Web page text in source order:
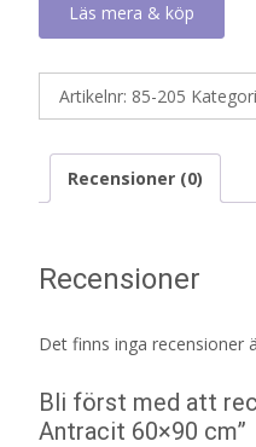
Läs mera & köp
Artikelnr: 85-205
Recensioner (0)
Recensioner
Det finns inga recensioner
Bli först med att
Antracit 60×90 cm”